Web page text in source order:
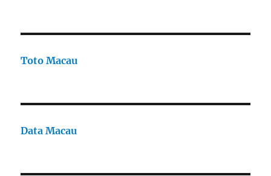
Toto Macau
Data Macau